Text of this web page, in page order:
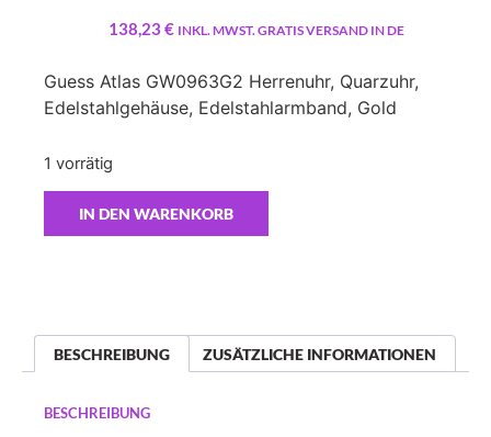
138,23€ INKL. MWST. GRATIS VERSAND IN DE
Guess Atlas GW0963G2 Herrenuhr, Quarzuhr,
Edelstahlgehäuse, Edelstahlarmband, Gold
1 vorrätig
IN DEN WARENKORB
BESCHREIBUNG ZUSÄTZLICHE INFORMATIONEN
BESCHREIBUNG